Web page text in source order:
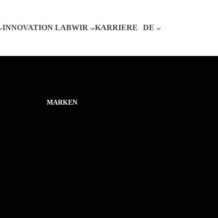
INNOVATION LABWIR KARRIERE DE
MARKEN